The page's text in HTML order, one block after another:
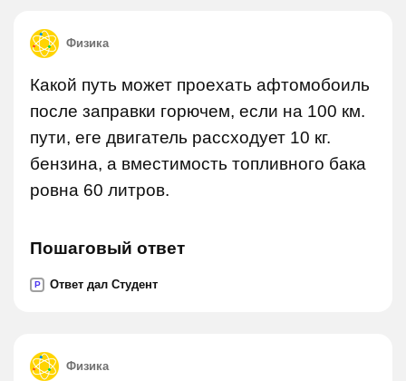
Физика
Какой путь может проехать афтомобоиль
после заправки горючем, если на 100 км.
пути, еге двигатель рассходует 10 кг.
бензина, а вместимость топливного бака
ровна 60 литров.
Пошаговый ответ
P Ответ дал Студент
Физика